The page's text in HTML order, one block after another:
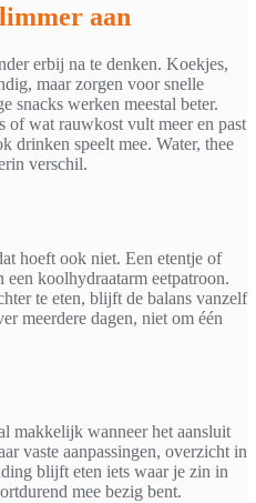
aan
erbij na te denken. Koekjes,
maar zorgen voor snelle
snacks werken meestal beter.
of wat rauwkost vult meer en past
drinken speelt mee. Water, thee
verschil.
hoeft ook niet. Een etentje of
een koolhydraatarm eetpatroon.
te eten, blijft de balans vanzelf
meerdere dagen, niet om één
makkelijk wanneer het aansluit
vaste aanpassingen, overzicht in
blijft eten iets waar je zin in
mee bezig bent.